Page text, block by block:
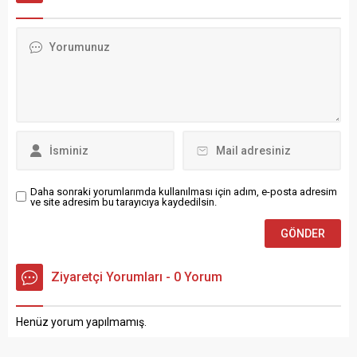
geçen Vali Dr. Kızılkaya
Gökyüzünü kaplayan yoğun
Daha sonraki yorumlarımda kullanılması için adım, e-posta adresim
ve site adresim bu tarayıcıya kaydedilsin.
Ziyaretçi Yorumları - 0 Yorum
Henüz yorum yapılmamış.